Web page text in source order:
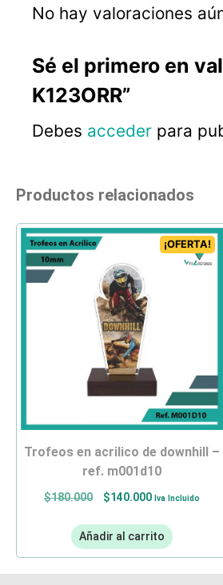
No hay valoraciones
Sé el primero en
K123ORR”
Debes acceder para
Productos relacionados
¡OFERTA!
trofeos en acrilico de downhill –
ref. m001d10
$180.000 $140.000 Iva Incluido
Añadir al carrito